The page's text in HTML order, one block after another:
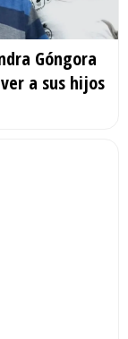
Góngora
a sus hijos